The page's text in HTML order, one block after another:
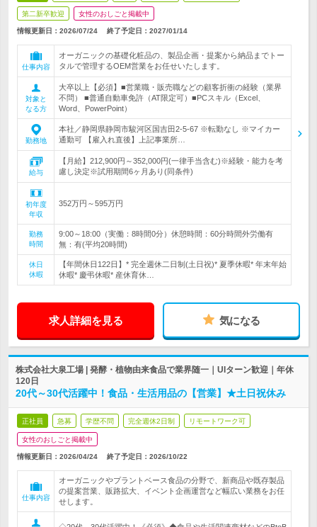
第二新卒歓迎 女性のおしごと掲載中
情報更新日：2026/07/24 終了予定日： 2027/01/14
仕事内容
オーガニックの基礎化粧品の、製品企画・提案から納品までトー
タルで管理するOEM営業をお任せいたします。
対象と
なる方
大卒以上【必須】■営業職・販売職などの顧客折衝の経験（業界
不問） ■普通自動車免許（AT限定可）■PCスキル（Excel、
Word、PowerPoint）
勤務地
本社／静岡県静岡市駿河区国吉田2-5-67 ※転勤なし ※マイカー
通勤可 【雇入れ直後】上記事業所…
給与
【月給】212,900円～352,000円(一律手当含む)※経験・能力を考
慮し決定※試用期間6ヶ月あり(同条件)
初年度
年収
352万円～595万円
勤務
時間
9:00～18:00（実働：8時間0分）休憩時間：60分時間外労働有
無：有(平均20時間)
休日
休暇
【年間休日122日】* 完全週休二日制(土日祝)* 夏季休暇* 年末年始
休暇* 慶弔休暇* 産休育休…
求人詳細を見る 気になる
株式会社大泉工場 | 発酵・植物由来食品で業界随一｜UIターン歓迎｜年休
120日
20代～30代活躍中！食品・生活用品の【営業】★土日祝休み
正社員 急募 学歴不問 完全週休2日制 リモートワーク可
女性のおしごと掲載中
情報更新日：2026/04/24 終了予定日： 2026/10/22
仕事内容
オーガニックやプラントベース食品の分野で、新商品や既存製品
の提案営業、販路拡大、イベント企画運営など幅広い業務をお任
せします。